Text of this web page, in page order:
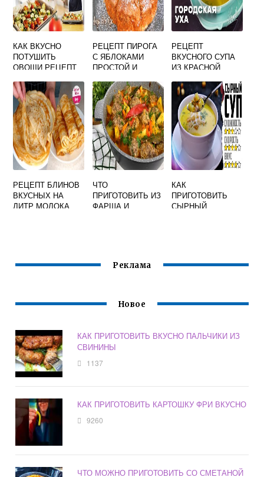
КАК ВКУСНО
ПОТУШИТЬ
ОВОЩИ РЕЦЕПТ
РЕЦЕПТ ПИРОГА
С ЯБЛОКАМИ
ПРОСТОЙ И
ДУХОВКЕ ИЗ
ДРОЖЖЕВОГО
ТЕСТА
РЕЦЕПТ
ВКУСНОГО СУПА
ИЗ КРАСНОЙ
РЕЦЕПТ БЛИНОВ
ВКУСНЫХ НА
ЛИТР МОЛОКА
ЧТО
ПРИГОТОВИТЬ ИЗ
ФАРША И
КАК
ПРИГОТОВИТЬ
СЫРНЫЙ
Реклама
Новое
КАК ПРИГОТОВИТЬ ВКУСНО ПАЛЬЧИКИ ИЗ
СВИНИНЫ
1137
КАК ПРИГОТОВИТЬ КАРТОШКУ ФРИ ВКУСНО
9260
ЧТО МОЖНО ПРИГОТОВИТЬ СО СМЕТАНОЙ